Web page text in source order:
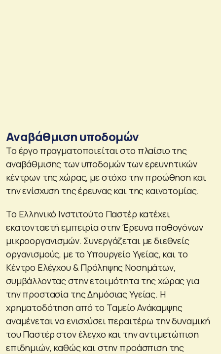
Αναβάθμιση υποδομών
Το έργο πραγματοποιείται στο πλαίσιο της
αναβάθμισης των υποδομών των ερευνητικών
κέντρων της χώρας, με στόχο την προώθηση και
την ενίσχυση της έρευνας και της καινοτομίας.
Το Ελληνικό Ινστιτούτο Παστέρ κατέχει
εκατονταετή εμπειρία στην Έρευνα παθογόνων
μικροοργανισμών. Συνεργάζεται με διεθνείς
οργανισμούς, με το Υπουργείο Υγείας, και το
Κέντρο Ελέγχου & Πρόληψης Νοσημάτων,
συμβάλλοντας στην ετοιμότητα της χώρας για
την προστασία της Δημόσιας Υγείας. Η
χρηματοδότηση από το Ταμείο Ανάκαμψης
αναμένεται να ενισχύσει περαιτέρω την δυναμική
του Παστέρ στον έλεγχο και την αντιμετώπιση
επιδημιών, καθώς και στην προάσπιση της